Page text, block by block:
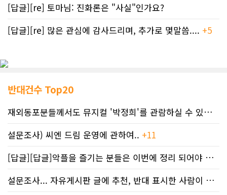
[답글][re] 토마님: 진화론은 "사실"인가요?
[답글][re] 많은 관심에 감사드리며, 추가로 몇말씀.... +5
반대건수 Top20
재외동포분들께서도 뮤지컬 '박정희'를 관람하실 수 있도록 노력하겠습니..
설문조사) 씨엔 드림 운영에 관하여.. +11
[답글][답글]악플을 즐기는 분들은 이번에 정리 되어야 합니다.
설문조사... 자유게시판 글에 추천, 반대 표시한 사람이 누구인지 명단..